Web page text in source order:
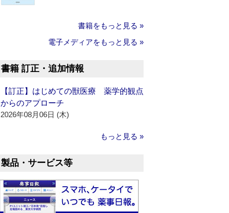
書籍をもっと見る »
電子メディアをもっと見る »
書籍 訂正・追加情報
【訂正】はじめての獣医療 薬学的観点
からのアプローチ
2026年08月06日 (木)
もっと見る »
製品・サービス等